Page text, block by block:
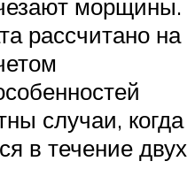
морщины.
рассчитано на
случаи, когда
в течение двух